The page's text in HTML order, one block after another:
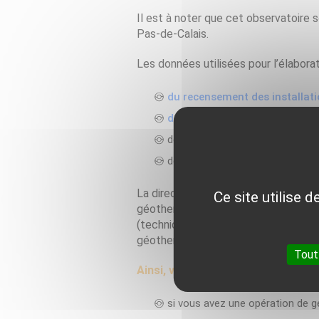
Il est à noter que cet observatoire
Pas-de-Calais.
Les données utilisées pour
du recensement des
de l’audit de 19 installations
des fiches Exemple A Suivre
des télédéclarations 2016 et
La direction régionale de l’ADEME
géothermie, travaillent à rendre cet
(techniques ou administratives) et
géothermie, …) est nécessaire.
Ainsi, vous pouvez contribuer à
si vous avez une opération de
Ce site utilise